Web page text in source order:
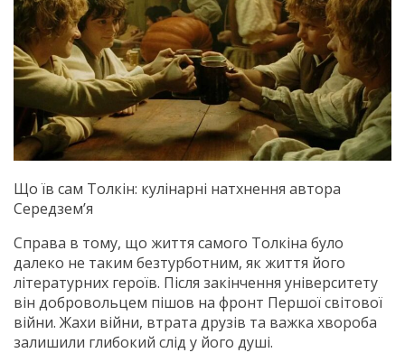
Що їв сам Толкін: кулінарні натхнення автора
Середзем’я
Справа в тому, що життя самого Толкіна було
далеко не таким безтурботним, як життя його
літературних героїв. Після закінчення університету
він добровольцем пішов на фронт Першої світової
війни. Жахи війни, втрата друзів та важка хвороба
залишили глибокий слід у його душі.